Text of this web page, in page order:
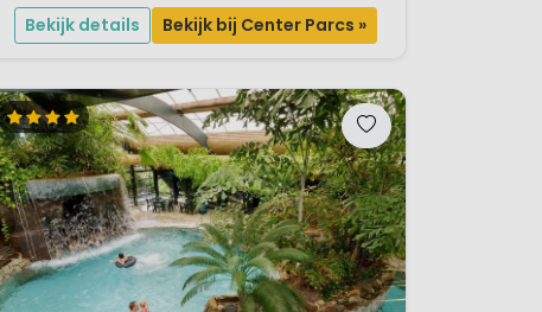
zeker de leuk om te doen: de Limburgse Kempen zijn
erg a...
Bekijk details Bekijk bij Center Parcs »